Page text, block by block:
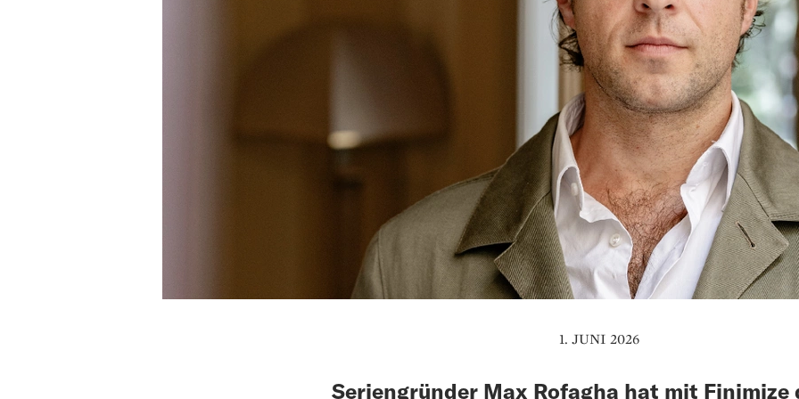
1. JUNI 2026
Seriengründer Max Rofagha hat mit Finimize